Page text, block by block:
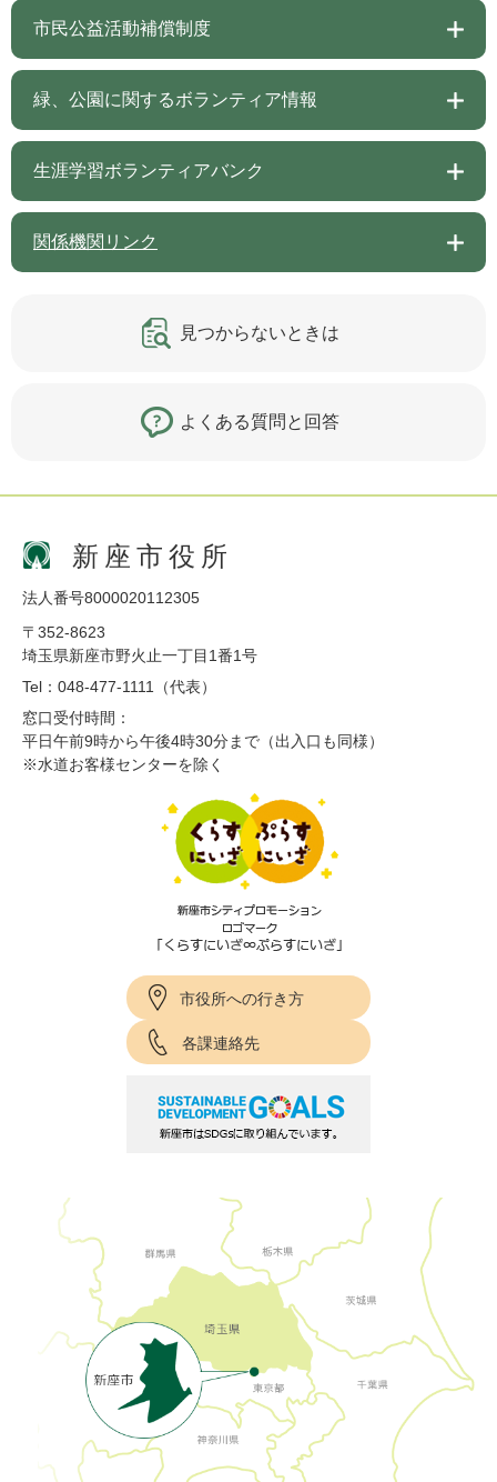
市民公益活動補償制度
緑、公園に関するボランティア情報
生涯学習ボランティアバンク
関係機関リンク
見つからないときは
よくある質問と回答
新座市役所
法人番号8000020112305
〒352-8623
埼玉県新座市野火止一丁目1番1号
Tel：048-477-1111（代表）
窓口受付時間：
平日午前9時から午後4時30分まで（出入口も同様）
※水道お客様センターを除く
市役所への行き方
各課連絡先